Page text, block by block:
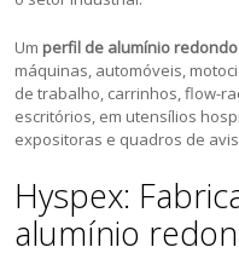
Um perfil de alumínio redondo
máquinas, automóveis,
de trabalho, carrinhos, flow-
escritórios, em utensílios
expositoras e quadros de
Hyspex:
alumínio